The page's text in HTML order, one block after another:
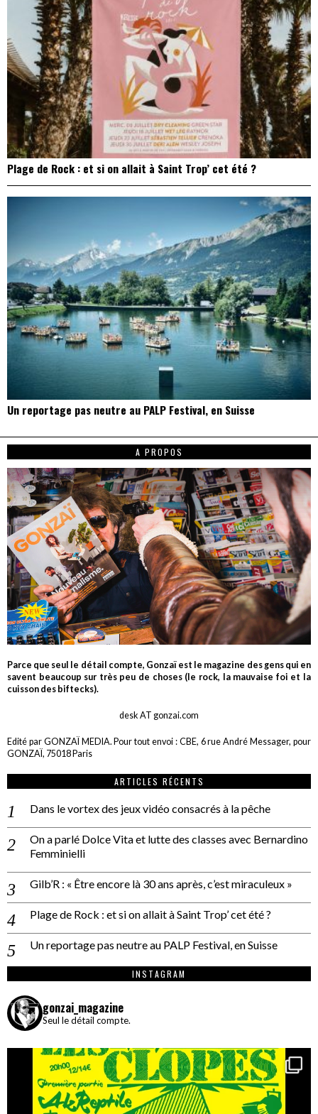
Plage de Rock : et si on allait à Saint Trop’ cet été ?
Un reportage pas neutre au PALP Festival, en Suisse
A PROPOS
Parce que seul le détail compte, Gonzaï est le magazine des gens qui en
savent beaucoup sur très peu de choses (le rock, la mauvaise foi et la
cuisson des biftecks).
desk AT gonzai.com
Edité par GONZAÏ MEDIA. Pour tout envoi : CBE, 6 rue André Messager, pour
GONZAÏ, 75018 Paris
ARTICLES RÉCENTS
Dans le vortex des jeux vidéo consacrés à la pêche
On a parlé Dolce Vita et lutte des classes avec Bernardino
Femminielli
Gilb’R : « Être encore là 30 ans après, c’est miraculeux »
Plage de Rock : et si on allait à Saint Trop’ cet été ?
Un reportage pas neutre au PALP Festival, en Suisse
INSTAGRAM
gonzai_magazine
Seul le détail compte.